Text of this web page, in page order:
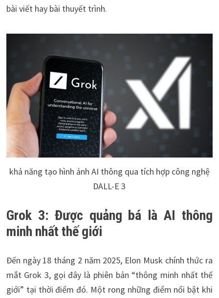
bài viết hay bài thuyết trình.
khả năng tạo hình ảnh AI thông qua tích hợp công nghệ
DALL-E 3
Grok 3: Được quảng bá là AI thông
minh nhất thế giới
Đến ngày 18 tháng 2 năm 2025, Elon Musk chính thức ra
mắt Grok 3, gọi đây là phiên bản “thông minh nhất thế
giới” tại thời điểm đó. Một rong những điểm nổi bật khi